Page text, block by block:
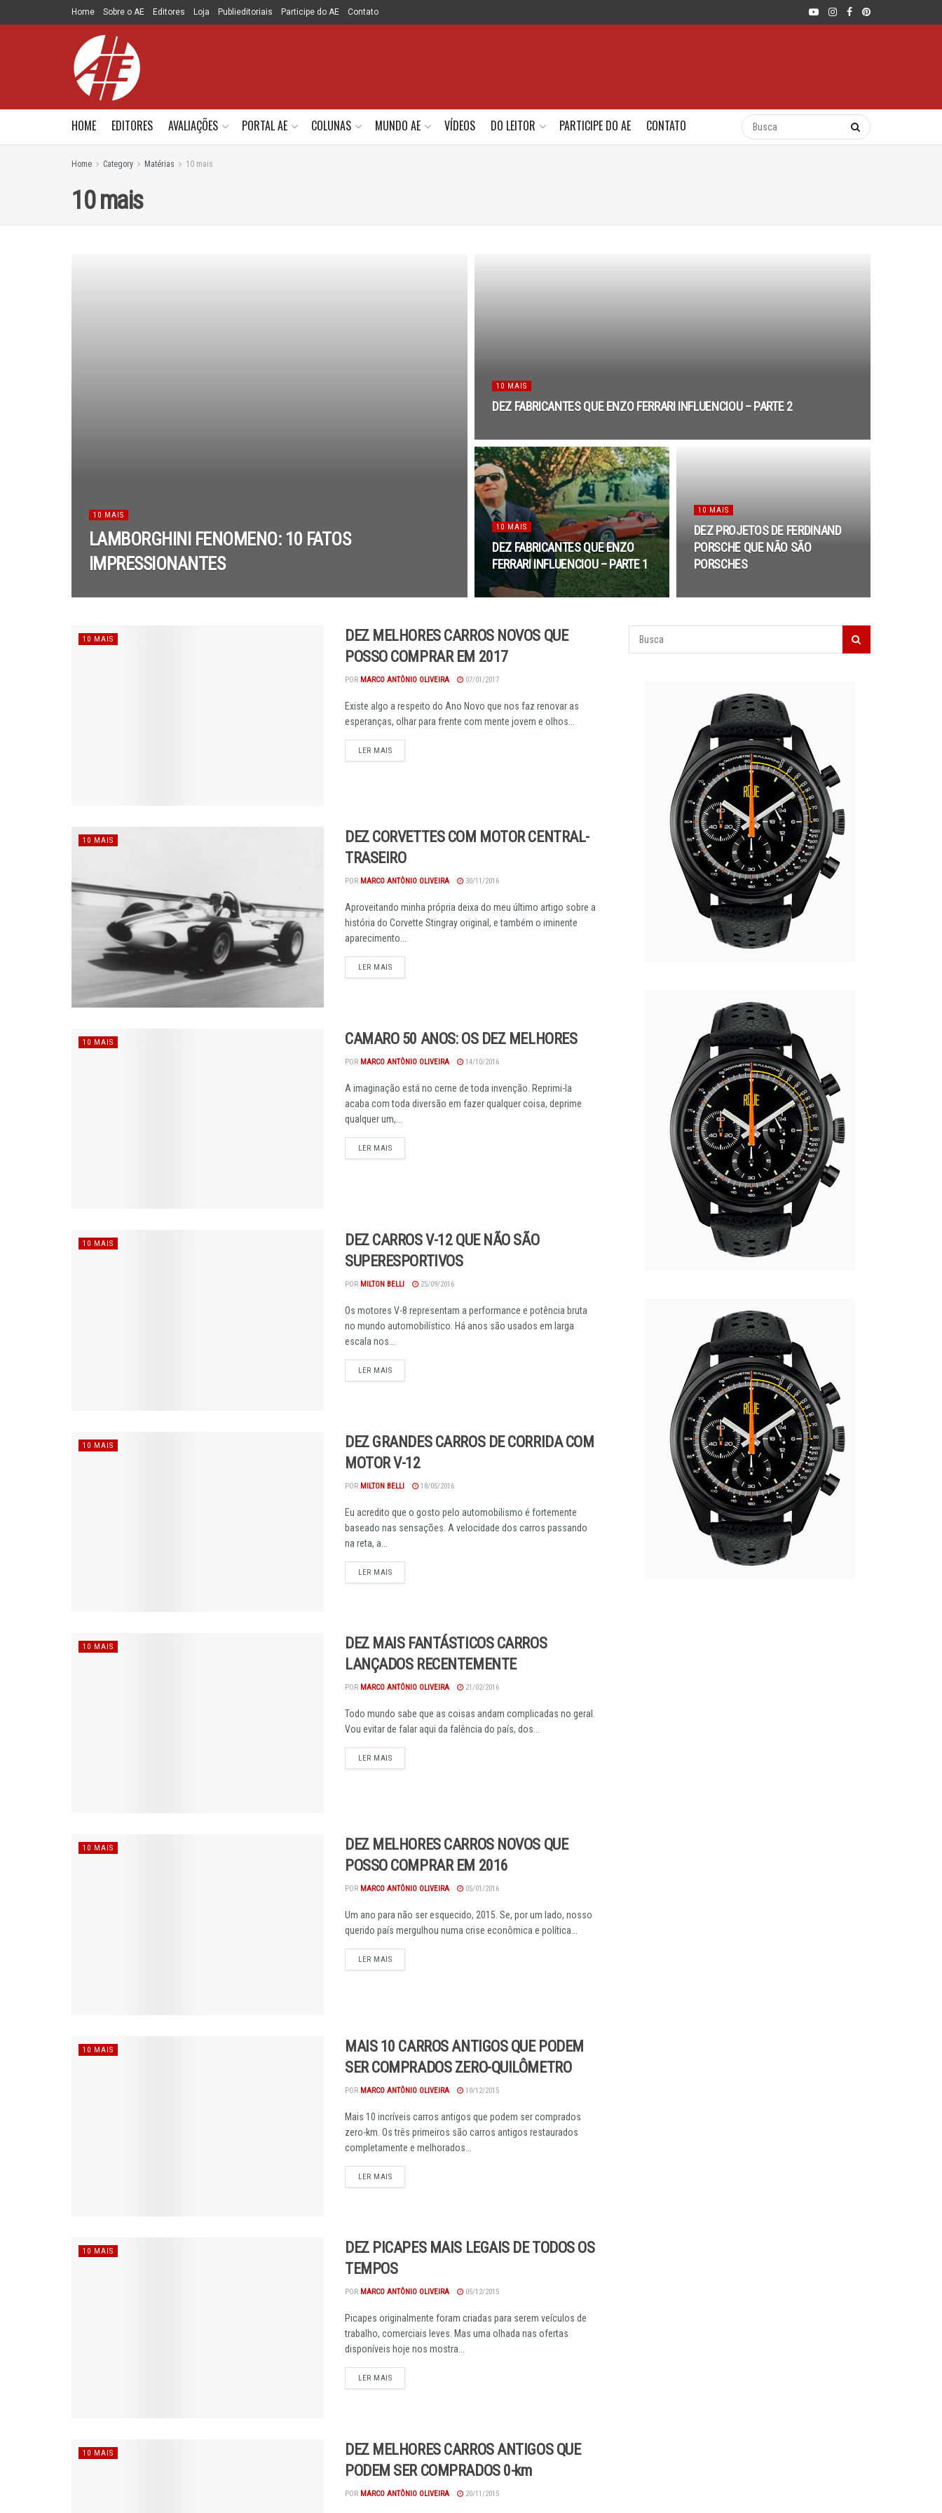
Home Sobre o AE Editores Loja Publieditoriais Participe do AE Contato
HOME EDITORES AVALIAÇÕES PORTAL AE COLUNAS MUNDO AE VÍDEOS DO LEITOR PARTICIPE DO AE CONTATO
Home Category Matérias 10 mais
10 mais
10 MAIS
LAMBORGHINI FENOMENO: 10 FATOS
IMPRESSIONANTES
10 MAIS
DEZ FABRICANTES QUE ENZO FERRARI INFLUENCIOU – PARTE 2
10 MAIS
DEZ FABRICANTES QUE ENZO
FERRARI INFLUENCIOU – PARTE 1
10 MAIS
DEZ PROJETOS DE FERDINAND
PORSCHE QUE NÃO SÃO
PORSCHES
10 MAIS
DEZ MELHORES CARROS NOVOS QUE
POSSO COMPRAR EM 2017
POR MARCO ANTÔNIO OLIVEIRA 07/01/2017
Existe algo a respeito do Ano Novo que nos faz renovar as
esperanças, olhar para frente com mente jovem e olhos...
LER MAISDETAILS
10 MAIS
DEZ CORVETTES COM MOTOR CENTRAL-
TRASEIRO
POR MARCO ANTÔNIO OLIVEIRA 30/11/2016
Aproveitando minha própria deixa do meu último artigo sobre a
história do Corvette Stingray original, e também o iminente
aparecimento...
LER MAISDETAILS
10 MAIS CAMARO 50 ANOS: OS DEZ MELHORES
POR MARCO ANTÔNIO OLIVEIRA 14/10/2016
A imaginação está no cerne de toda invenção. Reprimi-la
acaba com toda diversão em fazer qualquer coisa, deprime
qualquer um,...
LER MAISDETAILS
10 MAIS
DEZ CARROS V-12 QUE NÃO SÃO
SUPERESPORTIVOS
POR MILTON BELLI 25/09/2016
Os motores V-8 representam a performance e potência bruta
no mundo automobilístico. Há anos são usados em larga
escala nos...
LER MAISDETAILS
10 MAIS
DEZ GRANDES CARROS DE CORRIDA COM
MOTOR V-12
POR MILTON BELLI 18/05/2016
Eu acredito que o gosto pelo automobilismo é fortemente
baseado nas sensações. A velocidade dos carros passando
na reta, a...
LER MAISDETAILS
10 MAIS
DEZ MAIS FANTÁSTICOS CARROS
LANÇADOS RECENTEMENTE
POR MARCO ANTÔNIO OLIVEIRA 21/02/2016
Todo mundo sabe que as coisas andam complicadas no geral.
Vou evitar de falar aqui da falência do país, dos...
LER MAISDETAILS
10 MAIS
DEZ MELHORES CARROS NOVOS QUE
POSSO COMPRAR EM 2016
POR MARCO ANTÔNIO OLIVEIRA 05/01/2016
Um ano para não ser esquecido, 2015. Se, por um lado, nosso
querido país mergulhou numa crise econômica e política...
LER MAISDETAILS
10 MAIS
MAIS 10 CARROS ANTIGOS QUE PODEM
SER COMPRADOS ZERO-QUILÔMETRO
POR MARCO ANTÔNIO OLIVEIRA 10/12/2015
Mais 10 incríveis carros antigos que podem ser comprados
zero-km. Os três primeiros são carros antigos restaurados
completamente e melhorados...
LER MAISDETAILS
10 MAIS
DEZ PICAPES MAIS LEGAIS DE TODOS OS
TEMPOS
POR MARCO ANTÔNIO OLIVEIRA 05/12/2015
Picapes originalmente foram criadas para serem veículos de
trabalho, comerciais leves. Mas uma olhada nas ofertas
disponíveis hoje nos mostra...
LER MAISDETAILS
10 MAIS
DEZ MELHORES CARROS ANTIGOS QUE
PODEM SER COMPRADOS 0-km
POR MARCO ANTÔNIO OLIVEIRA 20/11/2015